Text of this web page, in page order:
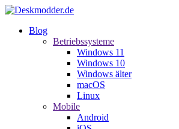
Blog
Betriebssysteme
Windows 11
Windows 10
Windows älter
macOS
Linux
Mobile
Android